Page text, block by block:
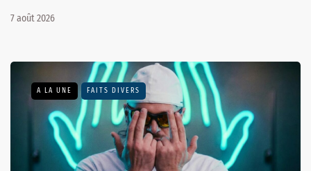
7 août 2026
A LA UNE FAITS DIVERS